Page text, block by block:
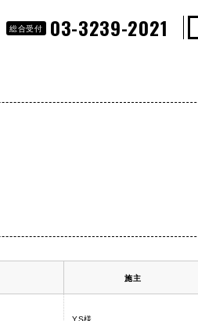
総合受付 03-3239-2021
施主
YS様